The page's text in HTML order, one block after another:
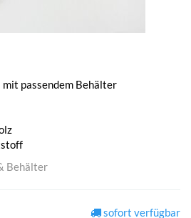
mit passendem Behälter
Behälter
sofort verfügbar